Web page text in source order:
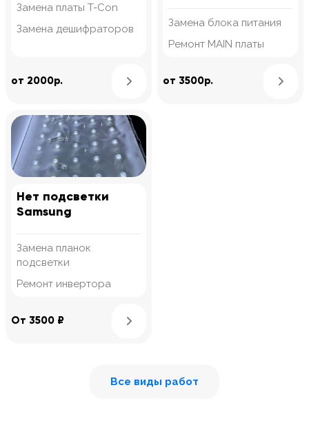
Замена платы T-Con
Замена дешифраторов
от 2000р. Узнать подробнее
Замена блока питания
Ремонт MAIN платы
от 3500р.
Нет подсветки
Samsung
Замена планок
подсветки
Ремонт инвертора
От 3500 ₽
Все виды работ